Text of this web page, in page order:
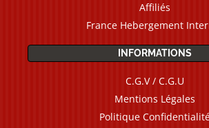
Affiliés
France Hebergement
INFORMATIONS
C.G.V / C.G.U
Mentions Légales
Politique